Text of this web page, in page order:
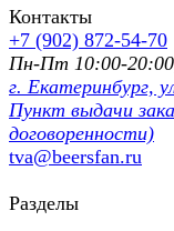
Контакты
+7 (902) 872-54-70
Пн-Пт 10:00-
г. Екатеринбург,
Пункт выдачи
договоренности)
tva@beersfan.ru
Разделы